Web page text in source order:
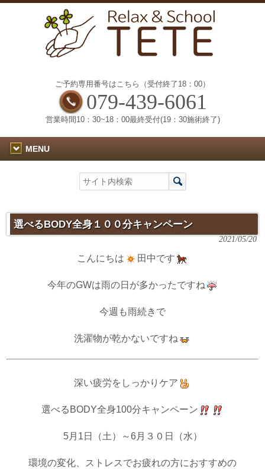
ご予約専用番号はこちら（受付終了18：00）
079-439-6061
営業時間10：30~18：00最終受付(19：30施術終了)
MENU
選べるBODY全身１００分キャンペーン
2021/05/20
こんにちは 田中です
今年のGWは雨の日が多かったですね
今週も雨続きで
洗濯物が乾かないですね
深い疲労をしっかりケア
選べるBODY全身100分キャンペーン
5月1日（土）～6月 ３０ 日（水）
環境の変化、ストレスでお疲れの方におすすめの